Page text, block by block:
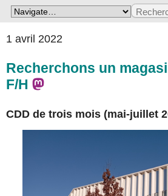
1 avril 2022
Recherchons un
F/H
CDD de trois mois (mai-juillet